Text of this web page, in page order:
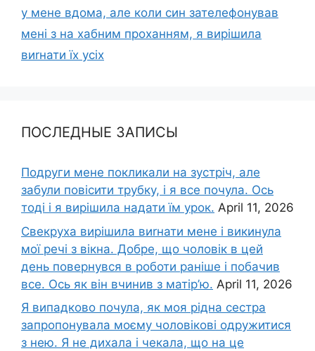
у мене вдома, але коли син зателефонував
мені з на хабним проханням, я вирішила
виrнати їх усіх
ПОСЛЕДНЫЕ ЗАПИСЫ
Подруги мене покликали на зустріч, але
забули повісити трубку, і я все почула. Ось
тоді і я вирішила надати їм урок. April 11, 2026
Свекруха вирішила виrнати мене і викинула
мої речі з вікна. Добре, що чоловік в цей
день повернувся в роботи раніше і побачив
все. Ось як він вчинив з матір’ю. April 11, 2026
Я випадково почула, як моя рідна сестра
запропонувала моєму чоловікові одружитися
з нею. Я не дихала і чекала, що на це